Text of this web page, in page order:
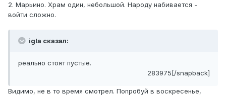
2. Марьино. Храм один, небольшой. Народу набивается -
войти сложно.
igla сказал:
реально стоят пустые.
283975[/snapback]
Видимо, не в то время смотрел. Попробуй в воскресенье,